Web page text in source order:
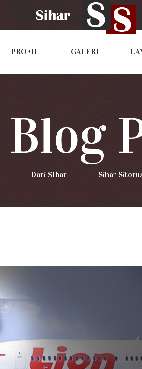
PROFIL GALERI
Blog
Dari SIhar Sihar